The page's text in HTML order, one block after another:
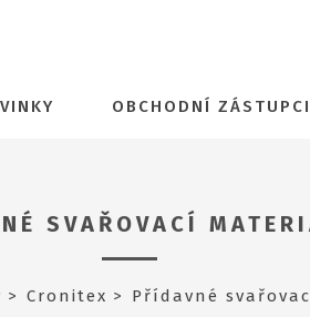
OBCHODNÍ ZÁSTUPCI
SVAŘOVACÍ
Cronitex Přídavné